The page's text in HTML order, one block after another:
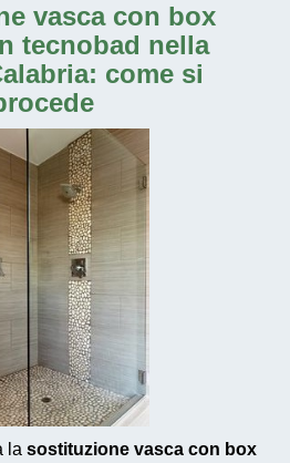
vasca con box
tecnobad nella
come si
la sostituzione vasca con box